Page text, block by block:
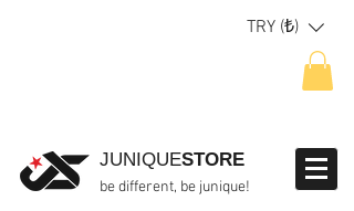
TRY (₺)
JUNIQUESTORE
be different, be junique!